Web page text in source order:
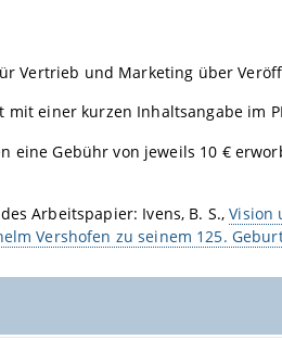
Vertrieb und Marketing über
einer kurzen Inhaltsangabe im
eine Gebühr von jeweils 10 €
Arbeitspapier: Ivens, B. S.,Vision
Vershofen zu seinem 125.